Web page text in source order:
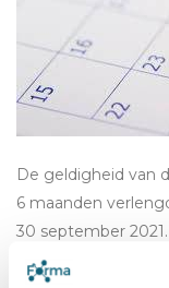
De geldigheid van
6 maanden
30 september
certificaat geldig.